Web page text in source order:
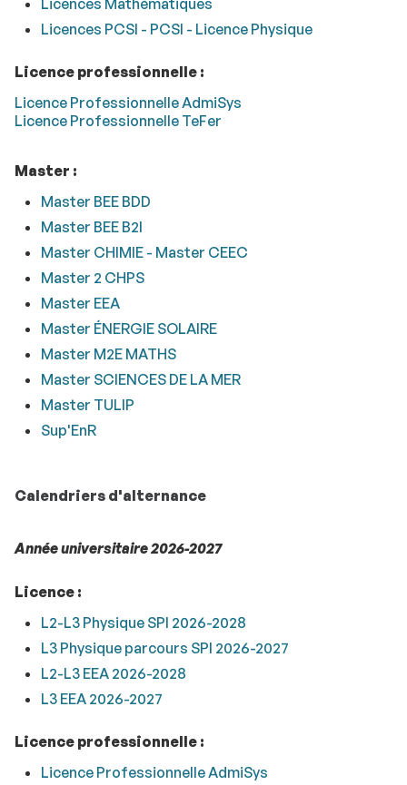
Licences Mathématiques
Licences PCSI - PCSI - Licence Physique
Licence professionnelle :
Licence Professionnelle AdmiSys
Licence Professionnelle TeFer
Master :
Master BEE BDD
Master BEE B2I
Master CHIMIE - Master CEEC
Master 2 CHPS
Master EEA
Master ÉNERGIE SOLAIRE
Master M2E MATHS
Master SCIENCES DE LA MER
Master TULIP
Sup'EnR
Calendriers d'alternance
Année universitaire 2026-2027
Licence :
L2-L3 Physique SPI 2026-2028
L3 Physique parcours SPI 2026-2027
L2-L3 EEA 2026-2028
L3 EEA 2026-2027
Licence professionnelle :
Licence Professionnelle AdmiSys